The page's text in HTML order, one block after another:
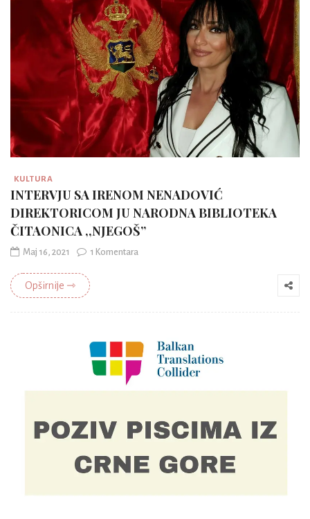
KULTURA
INTERVJU SA IRENOM NENADOVIĆ
DIREKTORICOM JU NARODNA BIBLIOTEKA
ČITAONICA ,,NJEGOŠ”
Maj 16, 2021 1 Komentara
Opširnije ⇾